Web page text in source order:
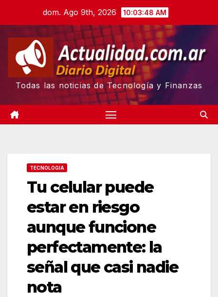
content
dom. Ago 9th, 2026 10:03:49 AM
Todas las noticias de Tecnología y Finanzas
TECNOLOGIA
Tu celular puede
estar en riesgo
aunque funcione
perfectamente: la
señal que casi nadie
nota